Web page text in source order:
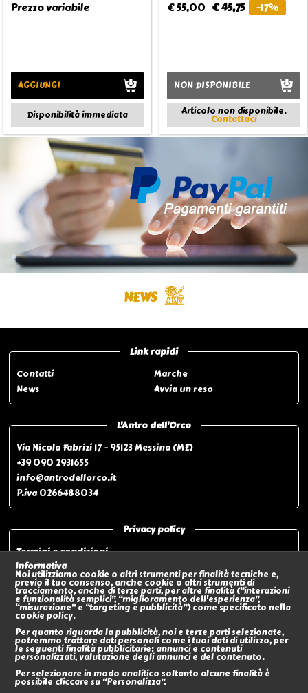
Prezzo variabile
AGGIUNGI
Disponibilità immediata
€ 55,00 € 45,75 -17%
NON DISPONIBILE
Articolo non disponibile.
Contattaci
NEWS
Link rapidi
Contatti
Marche
News
Avvia un reso
L'Antro dell'Orco
Via Nicola Fabrizi 17 - 95123 Messina (ME)
+39 090 2931655
info@antrodellorco.it
P.iva 0266488034
Privacy policy
Termini e condizioni
Privacy policy
Modalità di pagamento
Modalità di spedizione o Ritiro In negozio
Policy sui Resi
Eventi
Social
Informativa
Noi utilizziamo cookie o altri strumenti per finalità tecniche e,
previo il tuo consenso, anche cookie o altri strumenti di
tracciamento, anche di terze parti, per altre finalità (“interazioni
e funzionalità semplici”, “miglioramento dell'esperienza”,
“misurazione” e “targeting e pubblicità”) come specificato nella
cookie policy.
Per quanto riguarda la pubblicità, noi e terze parti selezionate,
potremmo trattare dati personali come i tuoi dati di utilizzo, per
le seguenti finalità pubblicitarie: annunci e contenuti
personalizzati, valutazione degli annunci e del contenuto.
Per selezionare in modo analitico soltanto alcune finalità è
possibile cliccare su “Personalizza”.